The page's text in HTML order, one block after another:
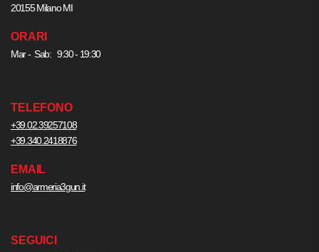
20155 Milano MI
ORARI
Mar - Sab: 9:30 - 19:30
TELEFONO
+39.02.39257108
+39.340.2418876
EMAIL
info@armeria3gun.it
SEGUICI